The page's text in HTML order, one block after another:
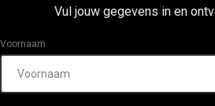
Vul jouw gegevens in en
Voornaam